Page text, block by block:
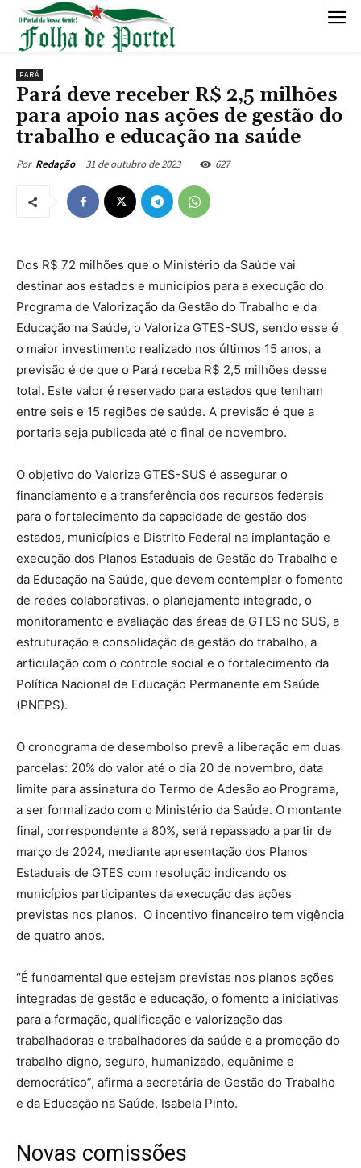
PARÁ
Pará deve receber R$ 2,5 milhões
para apoio nas ações de gestão do
trabalho e educação na saúde
Por Redação 31 de outubro de 2023 627
Dos R$ 72 milhões que o Ministério da Saúde vai
destinar aos estados e municípios para a execução do
Programa de Valorização da Gestão do Trabalho e da
Educação na Saúde, o Valoriza GTES-SUS, sendo esse é
o maior investimento realizado nos últimos 15 anos, a
previsão é de que o Pará receba R$ 2,5 milhões desse
total. Este valor é reservado para estados que tenham
entre seis e 15 regiões de saúde. A previsão é que a
portaria seja publicada até o final de novembro.
O objetivo do Valoriza GTES-SUS é assegurar o
financiamento e a transferência dos recursos federais
para o fortalecimento da capacidade de gestão dos
estados, municípios e Distrito Federal na implantação e
execução dos Planos Estaduais de Gestão do Trabalho e
da Educação na Saúde, que devem contemplar o fomento
de redes colaborativas, o planejamento integrado, o
monitoramento e avaliação das áreas de GTES no SUS, a
estruturação e consolidação da gestão do trabalho, a
articulação com o controle social e o fortalecimento da
Política Nacional de Educação Permanente em Saúde
(PNEPS).
O cronograma de desembolso prevê a liberação em duas
parcelas: 20% do valor até o dia 20 de novembro, data
limite para assinatura do Termo de Adesão ao Programa,
a ser formalizado com o Ministério da Saúde. O montante
final, correspondente a 80%, será repassado a partir de
março de 2024, mediante apresentação dos Planos
Estaduais de GTES com resolução indicando os
municípios participantes da execução das ações
previstas nos planos. O incentivo financeiro tem vigência
de quatro anos.
“É fundamental que estejam previstas nos planos ações
integradas de gestão e educação, o fomento a iniciativas
para a formação, qualificação e valorização das
trabalhadoras e trabalhadores da saúde e a promoção do
trabalho digno, seguro, humanizado, equânime e
democrático”, afirma a secretária de Gestão do Trabalho
e da Educação na Saúde, Isabela Pinto.
Novas comissões